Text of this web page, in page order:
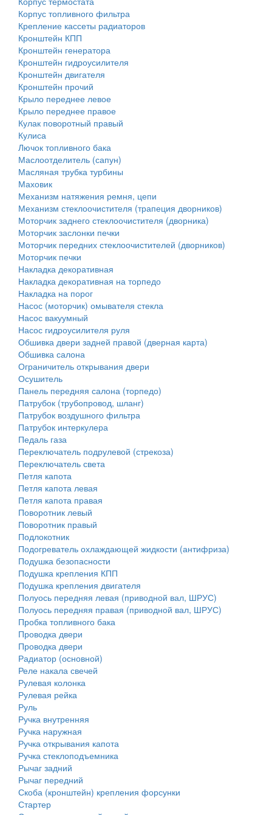
Корпус топливного фильтра
Крепление кассеты радиаторов
Кронштейн КПП
Кронштейн генератора
Кронштейн гидроусилителя
Кронштейн двигателя
Кронштейн прочий
Крыло переднее левое
Крыло переднее правое
Кулак поворотный правый
Кулиса
Лючок топливного бака
Маслоотделитель (сапун)
Масляная трубка турбины
Маховик
Механизм натяжения ремня, цепи
Механизм стеклоочистителя (трапеция дворников)
Моторчик заднего стеклоочистителя (дворника)
Моторчик заслонки печки
Моторчик передних стеклоочистителей (дворников)
Моторчик печки
Накладка декоративная
Накладка декоративная на торпедо
Накладка на порог
Насос (моторчик) омывателя стекла
Насос вакуумный
Насос гидроусилителя руля
Обшивка двери задней правой (дверная карта)
Обшивка салона
Ограничитель открывания двери
Осушитель
Панель передняя салона (торпедо)
Патрубок (трубопровод, шланг)
Патрубок воздушного фильтра
Патрубок интеркулера
Педаль газа
Переключатель подрулевой (стрекоза)
Переключатель света
Петля капота
Петля капота левая
Петля капота правая
Поворотник левый
Поворотник правый
Подлокотник
Подогреватель охлаждающей жидкости (антифриза)
Подушка безопасности
Подушка крепления КПП
Подушка крепления двигателя
Полуось передняя левая (приводной вал, ШРУС)
Полуось передняя правая (приводной вал, ШРУС)
Пробка топливного бака
Проводка двери
Проводка двери
Радиатор (основной)
Реле накала свечей
Рулевая колонка
Рулевая рейка
Руль
Ручка внутренняя
Ручка наружная
Ручка открывания капота
Ручка стеклоподъемника
Рычаг задний
Рычаг передний
Скоба (кронштейн) крепления форсунки
Стартер